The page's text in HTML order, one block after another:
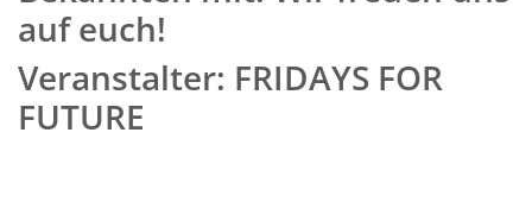
auf euch!
Veranstalter: FRIDAYS FOR
FUTURE